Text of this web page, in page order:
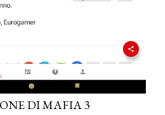
DI MAFIA 3